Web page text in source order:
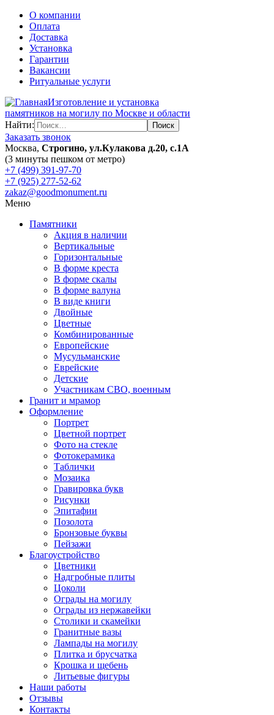
О компании
Оплата
Доставка
Установка
Гарантии
Вакансии
Ритуальные услуги
Изготовление и установка
памятников на могилу по Москве и области
Найти:
Заказать звонок
Москва, Строгино, ул.Кулакова д.20, с.1А
(3 минуты пешком от метро)
+7 (499) 391-97-70
+7 (925) 277-52-62
zakaz@goodmonument.ru
Меню
Памятники
Акция в наличии
Вертикальные
Горизонтальные
В форме креста
В форме скалы
В форме валуна
В виде книги
Двойные
Цветные
Комбинированные
Европейские
Мусульманские
Еврейские
Детские
Участникам СВО, военным
Гранит и мрамор
Оформление
Портрет
Цветной портрет
Фото на стекле
Фотокерамика
Таблички
Мозаика
Гравировка букв
Рисунки
Эпитафии
Позолота
Бронзовые буквы
Пейзажи
Благоустройство
Цветники
Надгробные плиты
Цоколи
Ограды на могилу
Ограды из нержавейки
Столики и скамейки
Гранитные вазы
Лампады на могилу
Плитка и брусчатка
Крошка и щебень
Литьевые фигуры
Наши работы
Отзывы
Контакты